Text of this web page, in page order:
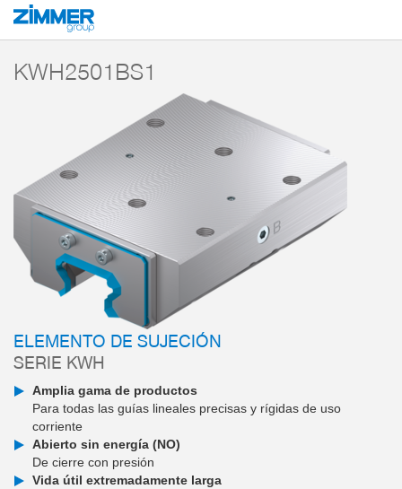
Inicio Productos
KWH2501BS1
ELEMENTO DE SUJECIÓN
SERIE KWH
Amplia gama de productos
Para todas las guías lineales precisas y rígidas de uso
corriente
Abierto sin energía (NO)
De cierre con presión
Vida útil extremadamente larga